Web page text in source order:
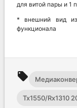
для витой пары и 1
* внешний вид
функционала
local_offer
Tx1550/Rx1310